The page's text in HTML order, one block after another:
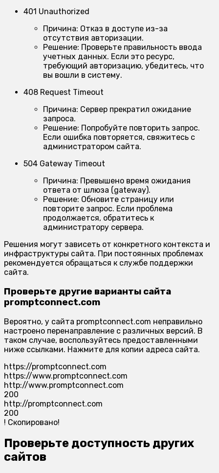
401 Unauthorized
Причина: Отказ в доступе из-за
отсутствия авторизации.
Решение: Проверьте правильность ввода
учетных данных. Если это ресурс,
требующий авторизацию, убедитесь, что
вы вошли в систему.
408 Request Timeout
Причина: Сервер прекратил ожидание
запроса.
Решение: Попробуйте повторить запрос.
Если ошибка повторяется, свяжитесь с
администратором сайта.
504 Gateway Timeout
Причина: Превышено время ожидания
ответа от шлюза (gateway).
Решение: Обновите страницу или
повторите запрос. Если проблема
продолжается, обратитесь к
администратору сервера.
Решения могут зависеть от конкретного контекста и
инфраструктуры сайта. При постоянных проблемах
рекомендуется обращаться к службе поддержки
сайта.
Проверьте другие варианты сайта
promptconnect.com
Вероятно, у сайта promptconnect.com неправильно
настроено перенаправление с различных версий. В
таком случае, воспользуйтесь предоставленными
ниже ссылками. Нажмите для копии адреса сайта.
https://promptconnect.com
https://www.promptconnect.com
http://www.promptconnect.com
200
http://promptconnect.com
200
! Скопировано!
Проверьте доступность других
сайтов